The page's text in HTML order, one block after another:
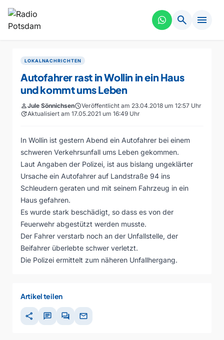
search menu
LOKALNACHRICHTEN
Autofahrer rast in Wollin in ein Haus
und kommt ums Leben
personJule SönnichsenscheduleVeröffentlicht am 23.04.2018 um 12:57 Uhr
updateAktualisiert am 17.05.2021 um 16:49 Uhr
In Wollin ist gestern Abend ein Autofahrer bei einem
schweren Verkehrsunfall ums Leben gekommen.
Laut Angaben der Polizei, ist aus bislang ungeklärter
Ursache ein Autofahrer auf Landstraße 94 ins
Schleudern geraten und mit seinem Fahrzeug in ein
Haus gefahren.
Es wurde stark beschädigt, so dass es von der
Feuerwehr abgestützt werden musste.
Der Fahrer verstarb noch an der Unfallstelle, der
Beifahrer überlebte schwer verletzt.
Die Polizei ermittelt zum näheren Unfallhergang.
Artikel teilen
share chat forum mail